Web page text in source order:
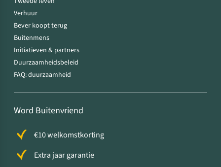
Verhuur
Bever koopt terug
Buitenmens
Initiatieven & partners
Duurzaamheidsbeleid
FAQ: duurzaamheid
Word Buitenvriend
€10 welkomstkorting
Extra jaar garantie